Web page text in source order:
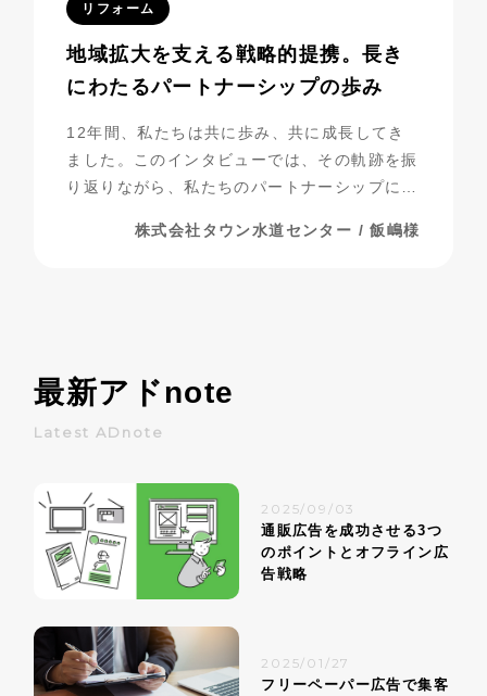
リフォーム
地域拡大を支える戦略的提携。長き
にわたるパートナーシップの歩み
12年間、私たちは共に歩み、共に成長してき
ました。このインタビューでは、その軌跡を振
り返りながら、私たちのパートナーシップにつ
株式会社タウン水道センター / 飯嶋様
最新アドnote
Latest ADnote
2025/09/03
通販広告を成功させる3つ
のポイントとオフライン広
告戦略
2025/01/27
フリーペーパー広告で集客